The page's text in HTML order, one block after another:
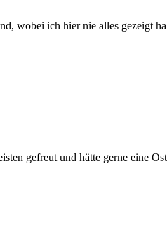
wobei ich hier nie alles gezeigt
gefreut und hätte gerne eine